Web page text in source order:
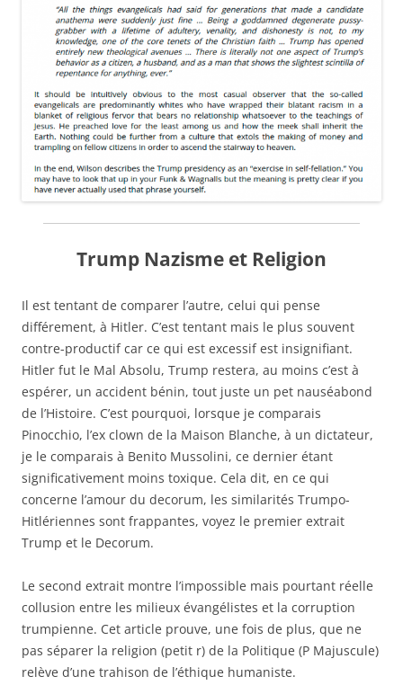
Trump Nazisme et Religion
Il est tentant de comparer l’autre, celui qui pense
différement, à Hitler. C’est tentant mais le plus souvent
contre-productif car ce qui est excessif est insignifiant.
Hitler fut le Mal Absolu, Trump restera, au moins c’est à
espérer, un accident bénin, tout juste un pet nauséabond
de l’Histoire. C’est pourquoi, lorsque je comparais
Pinocchio, l’ex clown de la Maison Blanche, à un dictateur,
je le comparais à Benito Mussolini, ce dernier étant
significativement moins toxique. Cela dit, en ce qui
concerne l’amour du decorum, les similarités Trumpo-
Hitlériennes sont frappantes, voyez le premier extrait
Trump et le Decorum.
Le second extrait montre l’impossible mais pourtant réelle
collusion entre les milieux évangélistes et la corruption
trumpienne. Cet article prouve, une fois de plus, que ne
pas séparer la religion (petit r) de la Politique (P Majuscule)
relève d’une trahison de l’éthique humaniste.